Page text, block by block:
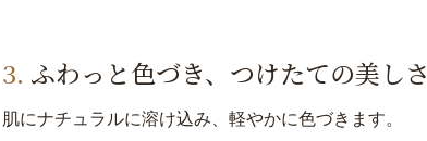
ふわっと色づき、 つけたての美し
肌にナチュラルに溶け込み、軽やかに色づきます。